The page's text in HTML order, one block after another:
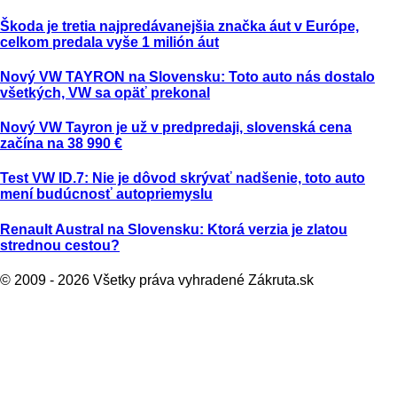
Škoda je tretia najpredávanejšia značka áut v Európe,
celkom predala vyše 1 milión áut
Nový VW TAYRON na Slovensku: Toto auto nás dostalo
všetkých, VW sa opäť prekonal
Nový VW Tayron je už v predpredaji, slovenská cena
začína na 38 990 €
Test VW ID.7: Nie je dôvod skrývať nadšenie, toto auto
mení budúcnosť autopriemyslu
Renault Austral na Slovensku: Ktorá verzia je zlatou
strednou cestou?
© 2009 - 2026 Všetky práva vyhradené Zákruta.sk